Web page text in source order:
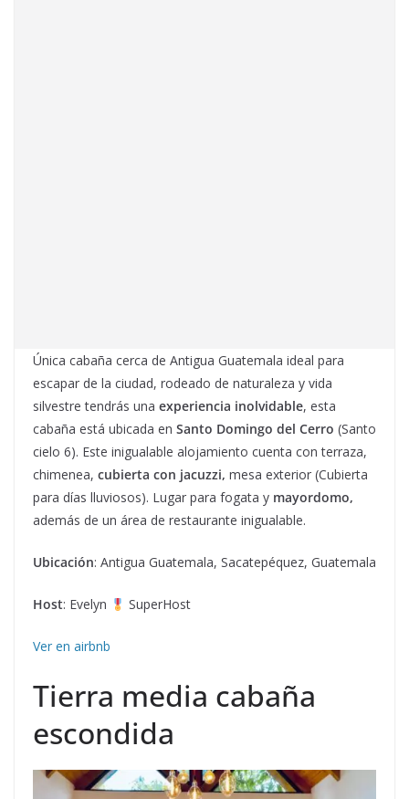
Única cabaña cerca de Antigua Guatemala ideal para
escapar de la ciudad, rodeado de naturaleza y vida
silvestre tendrás una experiencia inolvidable, esta
cabaña está ubicada en Santo Domingo del Cerro (Santo
cielo 6). Este inigualable alojamiento cuenta con terraza,
chimenea, cubierta con jacuzzi, mesa exterior (Cubierta
para días lluviosos). Lugar para fogata y mayordomo,
además de un área de restaurante inigualable.
Ubicación: Antigua Guatemala, Sacatepéquez, Guatemala
Host: Evelyn SuperHost
Ver en airbnb
Tierra media cabaña
escondida